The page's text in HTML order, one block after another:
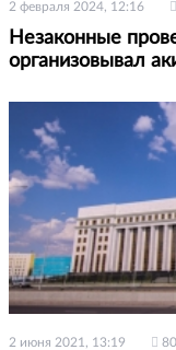
2 февраля 2024, 12:16
Незаконные
организовывал
2 июня 2021, 13:19